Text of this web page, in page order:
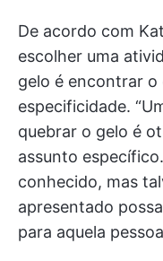
De acordo com
escolher uma
gelo é encontrar
especificidade.
quebrar o gelo é
assunto
conhecido, mas
apresentado
para aquela